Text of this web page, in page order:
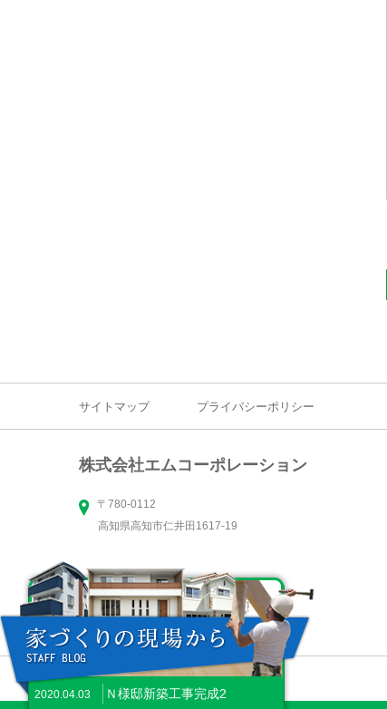
サイトマップ プライバシーポリシー
株式会社エムコーポレーション
〒780-0112
高知県高知市仁井田1617-19
2020.04.03 Ｎ様邸新築工事完成2